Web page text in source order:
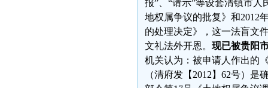
报”、“请示”等设套清镇市
地权属争议的批复》和2012
的处理决定》，这一法盲文
文礼法外开恩。 现已被贵阳
机关认为：被申请人作出的
（清府发【2012】62号）